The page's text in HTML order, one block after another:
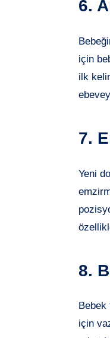
6.
için
ilk
7.
Yeni
8.
için